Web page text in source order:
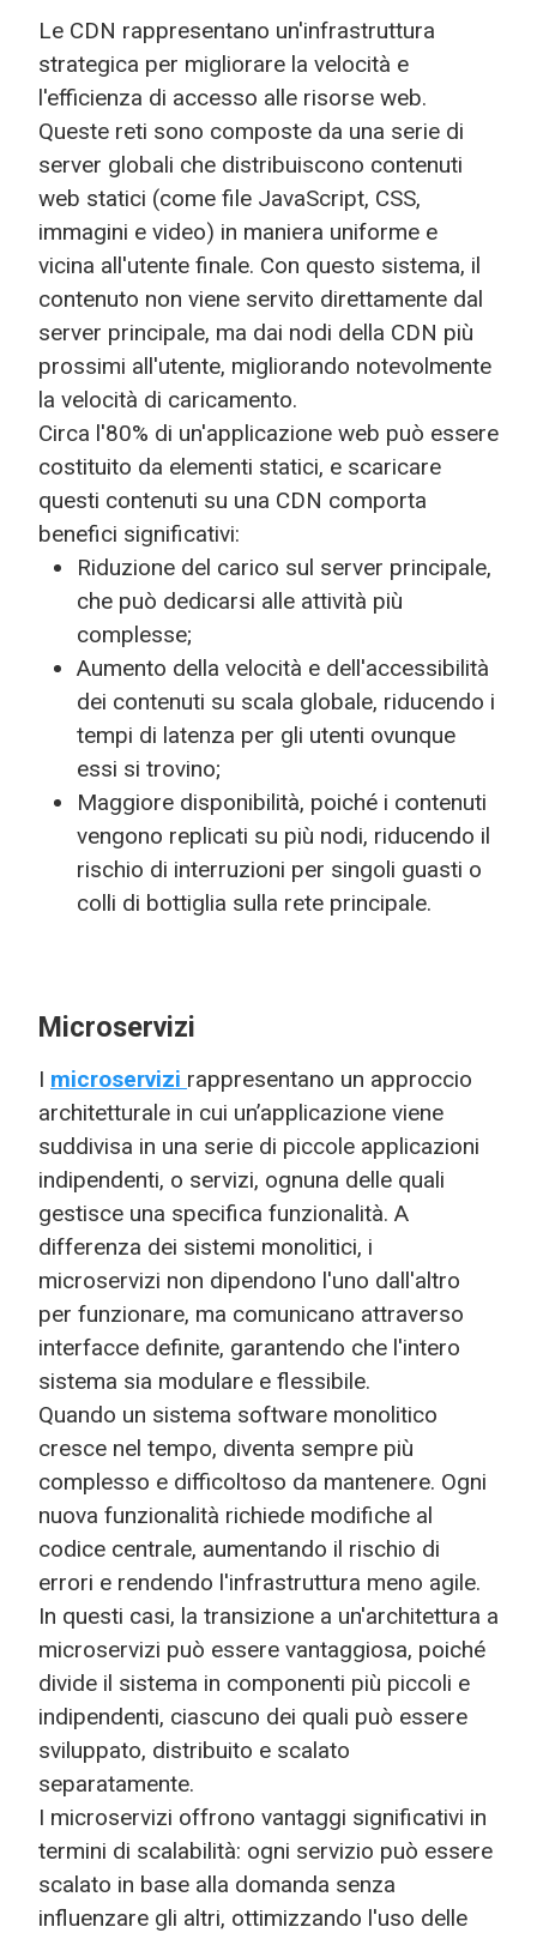
Le CDN rappresentano un'infrastruttura
strategica per migliorare la velocità e
l'efficienza di accesso alle risorse web.
Queste reti sono composte da una serie di
server globali che distribuiscono contenuti
web statici (come file JavaScript, CSS,
immagini e video) in maniera uniforme e
vicina all'utente finale. Con questo sistema, il
contenuto non viene servito direttamente dal
server principale, ma dai nodi della CDN più
prossimi all'utente, migliorando notevolmente
la velocità di caricamento.
Circa l'80% di un'applicazione web può essere
costituito da elementi statici, e scaricare
questi contenuti su una CDN comporta
benefici significativi:
Riduzione del carico sul server principale,
che può dedicarsi alle attività più
complesse;
Aumento della velocità e dell'accessibilità
dei contenuti su scala globale, riducendo i
tempi di latenza per gli utenti ovunque
essi si trovino;
Maggiore disponibilità, poiché i contenuti
vengono replicati su più nodi, riducendo il
rischio di interruzioni per singoli guasti o
colli di bottiglia sulla rete principale.
Microservizi
I microservizi rappresentano un approccio
architetturale in cui un’applicazione viene
suddivisa in una serie di piccole applicazioni
indipendenti, o servizi, ognuna delle quali
gestisce una specifica funzionalità. A
differenza dei sistemi monolitici, i
microservizi non dipendono l'uno dall'altro
per funzionare, ma comunicano attraverso
interfacce definite, garantendo che l'intero
sistema sia modulare e flessibile.
Quando un sistema software monolitico
cresce nel tempo, diventa sempre più
complesso e difficoltoso da mantenere. Ogni
nuova funzionalità richiede modifiche al
codice centrale, aumentando il rischio di
errori e rendendo l'infrastruttura meno agile.
In questi casi, la transizione a un'architettura a
microservizi può essere vantaggiosa, poiché
divide il sistema in componenti più piccoli e
indipendenti, ciascuno dei quali può essere
sviluppato, distribuito e scalato
separatamente.
I microservizi offrono vantaggi significativi in
termini di scalabilità: ogni servizio può essere
scalato in base alla domanda senza
influenzare gli altri, ottimizzando l'uso delle